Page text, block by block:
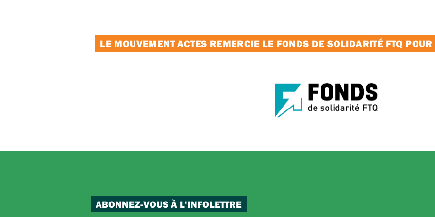
LE MOUVEMENT ACTES REMERCIE LE FONDS DE SOLIDARITÉ FTQ
ABONNEZ-VOUS À L'INFOLETTRE